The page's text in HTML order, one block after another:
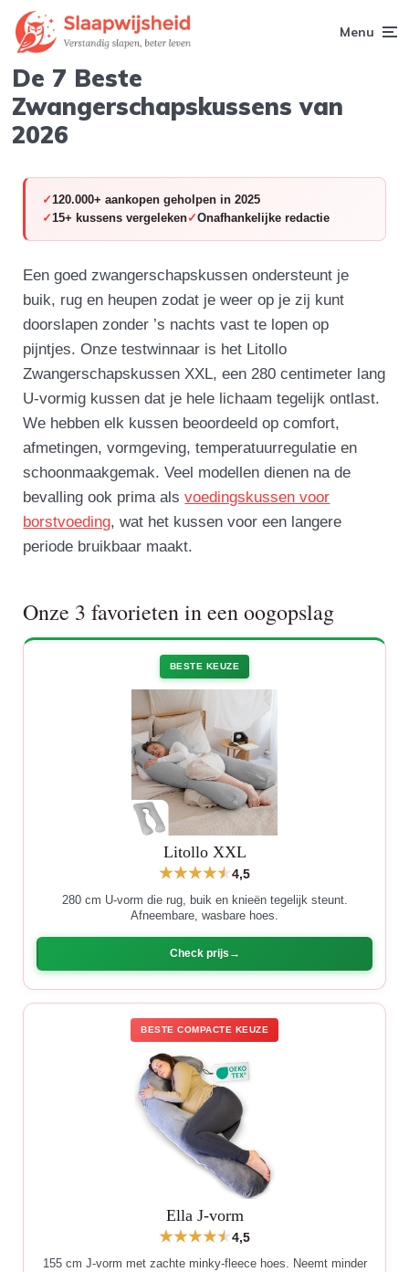
Menu
De 7 Beste
Zwangerschapskussens van
2026
120.000+ aankopen geholpen in 2025
15+ kussens vergeleken
Onafhankelijke redactie
Een goed zwangerschapskussen ondersteunt je
buik, rug en heupen zodat je weer op je zij kunt
doorslapen zonder ’s nachts vast te lopen op
pijntjes. Onze testwinnaar is het Litollo
Zwangerschapskussen XXL, een 280 centimeter lang
U-vormig kussen dat je hele lichaam tegelijk ontlast.
We hebben elk kussen beoordeeld op comfort,
afmetingen, vormgeving, temperatuurregulatie en
schoonmaakgemak. Veel modellen dienen na de
bevalling ook prima alsvoedingskussen voor
borstvoeding, wat het kussen voor een langere
periode bruikbaar maakt.
Onze 3 favorieten in een oogopslag
BESTE KEUZE
Litollo XXL
4,5
280 cm U-vorm die rug, buik en knieën tegelijk steunt.
Afneembare, wasbare hoes.
Check prijs
BESTE COMPACTE KEUZE
Ella J-vorm
4,5
155 cm J-vorm met zachte minky-fleece hoes. Neemt minder